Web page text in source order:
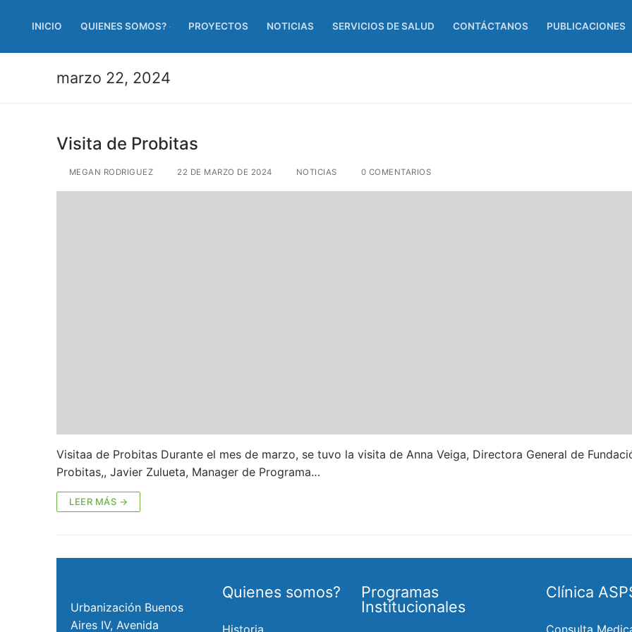
INICIO QUIENES SOMOS? PROYECTOS NOTICIAS SERVICIOS DE SALUD CONTÁCTANOS PUBLICACIONES
marzo 22, 2024
Visita de Probitas
MEGAN RODRIGUEZ 22 DE MARZO DE 2024 NOTICIAS 0 COMENTARIOS
Visitaa de Probitas Durante el mes de marzo, se tuvo la visita de Anna Veiga, Directora General de
Probitas,, Javier Zulueta, Manager de Programa…
LEER MÁS →
Urbanización Buenos
Aires IV, Avenida
Quienes somos?
Programas
Institucionales
Clínica